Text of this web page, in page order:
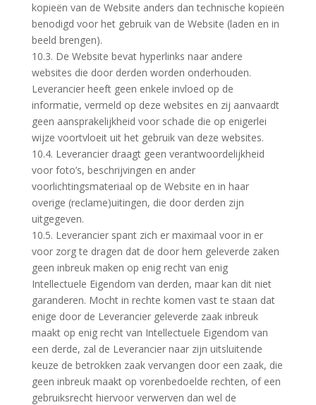
kopieën van de Website anders dan technische kopieën
benodigd voor het gebruik van de Website (laden en in
beeld brengen).
10.3. De Website bevat hyperlinks naar andere
websites die door derden worden onderhouden.
Leverancier heeft geen enkele invloed op de
informatie, vermeld op deze websites en zij aanvaardt
geen aansprakelijkheid voor schade die op enigerlei
wijze voortvloeit uit het gebruik van deze websites.
10.4. Leverancier draagt geen verantwoordelijkheid
voor foto’s, beschrijvingen en ander
voorlichtingsmateriaal op de Website en in haar
overige (reclame)uitingen, die door derden zijn
uitgegeven.
10.5. Leverancier spant zich er maximaal voor in er
voor zorg te dragen dat de door hem geleverde zaken
geen inbreuk maken op enig recht van enig
Intellectuele Eigendom van derden, maar kan dit niet
garanderen. Mocht in rechte komen vast te staan dat
enige door de Leverancier geleverde zaak inbreuk
maakt op enig recht van Intellectuele Eigendom van
een derde, zal de Leverancier naar zijn uitsluitende
keuze de betrokken zaak vervangen door een zaak, die
geen inbreuk maakt op vorenbedoelde rechten, of een
gebruiksrecht hiervoor verwerven dan wel de